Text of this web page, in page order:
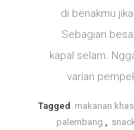
di benakmu
Sebagian
kapal selam.
varian
Tagged makanan khas
palembang ,